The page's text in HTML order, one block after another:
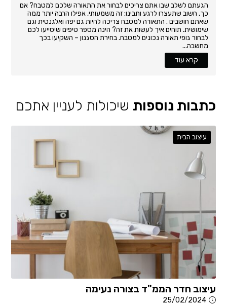
הגעתם לשלב שבו אתם צריכים לבחור את התאורה שלכם למטבח? אם
כך, חשוב שתעצרו לרגע ותבינו: זה משמעותי, אפילו הרבה יותר ממה
שאתם חושבים . התאורה למטבח צריכה להיות גם יפה ואלגנטית וגם
שימושית. תוהים איך לעשות את זה? הינה מספר טיפים שיסייעו לכם
לבחור גופי תאורה נכונים למטבח. בחירת הסגנון – השקיעו בכך
מחשבה...
קרא עוד
כתבות נוספות שיכולות לעניין אתכם
עיצוב הבית
עיצוב חדר הממ"ד בצורה נעימה
25/02/2024